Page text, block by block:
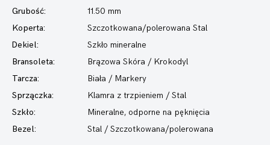
Grubość:
11.50 mm
Koperta:
Szczotkowana/polerowana Stal
Dekiel:
Szkło mineralne
Bransoleta:
Brązowa Skóra / Krokodyl
Tarcza:
Biała / Markery
Sprzączka:
Klamra z trzpieniem / Stal
Szkło:
Mineralne, odporne na pęknięcia
Bezel:
Stal / Szczotkowana/polerowana